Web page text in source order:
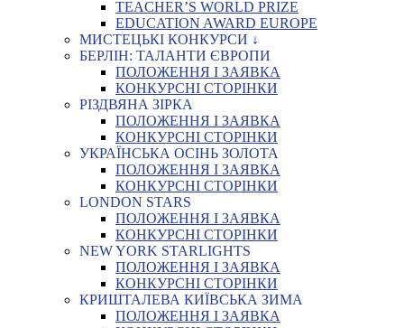
TEACHER’S WORLD PRIZE
EDUCATION AWARD EUROPE
МИСТЕЦЬКІ КОНКУРСИ ↓
БЕРЛІН: ТАЛАНТИ ЄВРОПИ
ПОЛОЖЕННЯ І ЗАЯВКА
КОНКУРСНІ СТОРІНКИ
РІЗДВЯНА ЗІРКА
ПОЛОЖЕННЯ І ЗАЯВКА
КОНКУРСНІ СТОРІНКИ
УКРАЇНСЬКА ОСІНЬ ЗОЛОТА
ПОЛОЖЕННЯ І ЗАЯВКА
КОНКУРСНІ СТОРІНКИ
LONDON STARS
ПОЛОЖЕННЯ І ЗАЯВКА
КОНКУРСНІ СТОРІНКИ
NEW YORK STARLIGHTS
ПОЛОЖЕННЯ І ЗАЯВКА
КОНКУРСНІ СТОРІНКИ
КРИШТАЛЕВА КИЇВСЬКА ЗИМА
ПОЛОЖЕННЯ І ЗАЯВКА